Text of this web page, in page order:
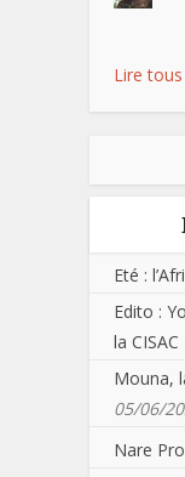
Lire
Eté :
Edito :
la CISAC
Mouna,
05/06/
Nare